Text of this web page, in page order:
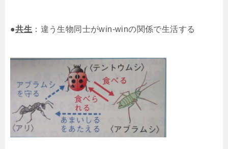
●共生 ：違う生物同士がwin-winの関係で生活する